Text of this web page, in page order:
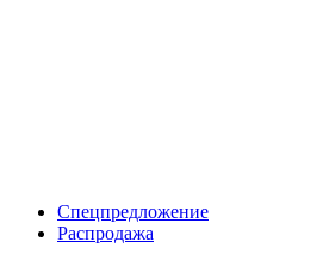
Спецпредложение
Распродажа